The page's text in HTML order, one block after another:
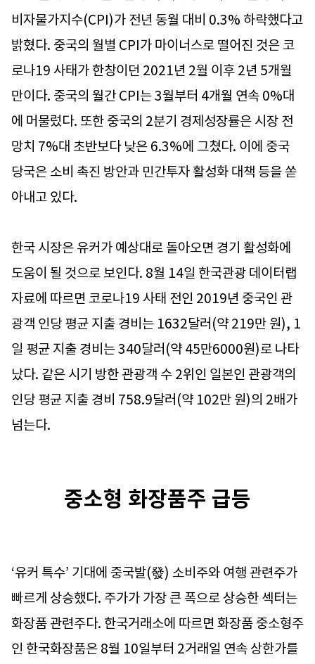
비자물가지수(CPI)가 전년 동월 대비 0.3% 하락했다고
밝혔다. 중국의 월별 CPI가 마이너스로 떨어진 것은 코
로나19 사태가 한창이던 2021년 2월 이후 2년 5개월
만이다. 중국의 월간 CPI는 3월부터 4개월 연속 0%대
에 머물렀다. 또한 중국의 2분기 경제성장률은 시장 전
망치 7%대 초반보다 낮은 6.3%에 그쳤다. 이에 중국
당국은 소비 촉진 방안과 민간투자 활성화 대책 등을 쏟
아내고 있다.
한국 시장은 유커가 예상대로 돌아오면 경기 활성화에
도움이 될 것으로 보인다. 8월 14일 한국관광 데이터랩
자료에 따르면 코로나19 사태 전인 2019년 중국인 관
광객 인당 평균 지출 경비는 1632달러(약 219만 원), 1
일 평균 지출 경비는 340달러(약 45만6000원)로 나타
났다. 같은 시기 방한 관광객 수 2위인 일본인 관광객의
인당 평균 지출 경비 758.9달러(약 102만 원)의 2배가
넘는다.
중소형 화장품주 급등
‘유커 특수’ 기대에 중국발(發) 소비주와 여행 관련주가
빠르게 상승했다. 주가가 가장 큰 폭으로 상승한 섹터는
화장품 관련주다. 한국거래소에 따르면 화장품 중소형주
인 한국화장품은 8월 10일부터 2거래일 연속 상한가를